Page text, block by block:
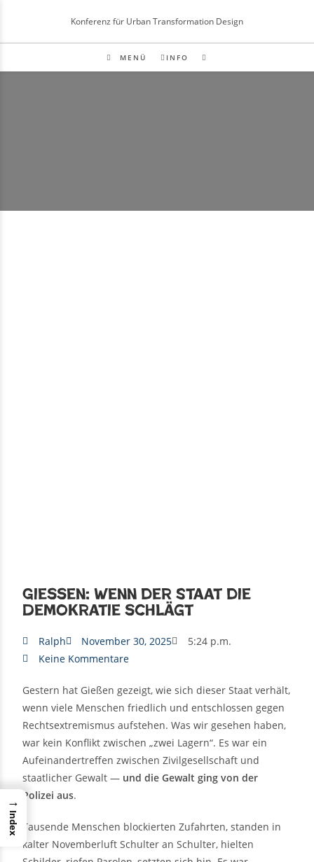
Konferenz für Urban Transformation Design
MENÜ INFO
Gießen: Wenn der Staat die
Demokratie schlägt
Ralph November 30, 2025
5:24 p.m.
Keine Kommentare
Gestern hat Gießen gezeigt, wie sich dieser Staat verhält,
wenn viele Menschen friedlich und entschlossen gegen
Rechtsextremismus aufstehen. Was wir gesehen haben,
war kein Konflikt zwischen „zwei Lagern“. Es war ein
Aufeinandertreffen zwischen Zivilgesellschaft und
staatlicher Gewalt — und die Gewalt ging von der
Polizei aus.
Tausende Menschen blockierten Zufahrten, standen in
kalter Novemberluft Schulter an Schulter, hielten
→
Index